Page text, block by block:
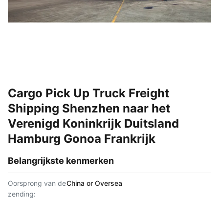
Cargo Pick Up Truck Freight
Shipping Shenzhen naar het
Verenigd Koninkrijk Duitsland
Hamburg Gonoa Frankrijk
Belangrijkste kenmerken
Oorsprong van de
zending:
China or Oversea